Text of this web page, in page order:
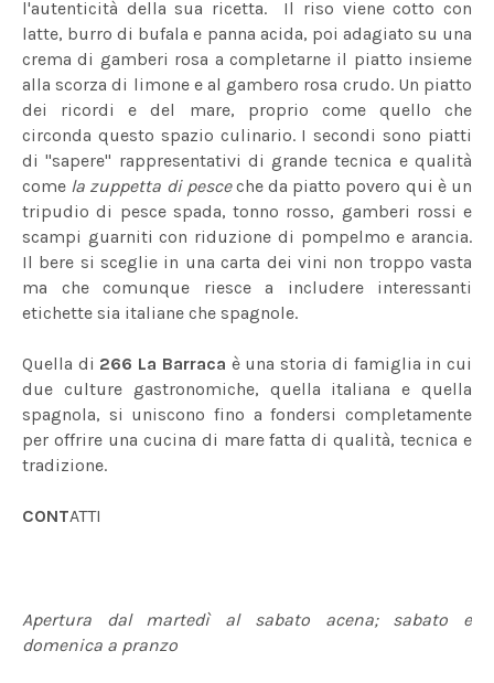
l'autenticità della sua ricetta. Il riso viene cotto con
latte, burro di bufala e panna acida, poi adagiato su una
crema di gamberi rosa a completarne il piatto insieme
alla scorza di limone e al gambero rosa crudo. Un piatto
dei ricordi e del mare, proprio come quello che
circonda questo spazio culinario. I secondi sono piatti
di "sapere" rappresentativi di grande tecnica e qualità
come la zuppetta di pesceche da piatto povero qui è un
tripudio di pesce spada, tonno rosso, gamberi rossi e
scampi guarniti con riduzione di pompelmo e arancia.
Il bere si sceglie in una carta dei vini non troppo vasta
ma che comunque riesce a includere interessanti
etichette sia italiane che spagnole.
Quella di 266 La Barraca è una storia di famiglia in cui
due culture gastronomiche, quella italiana e quella
spagnola, si uniscono fino a fondersi completamente
per offrire una cucina di mare fatta di qualità, tecnica e
tradizione.
CONTATTI
Apertura dal martedì al sabato acena; sabato e
domenica a pranzo